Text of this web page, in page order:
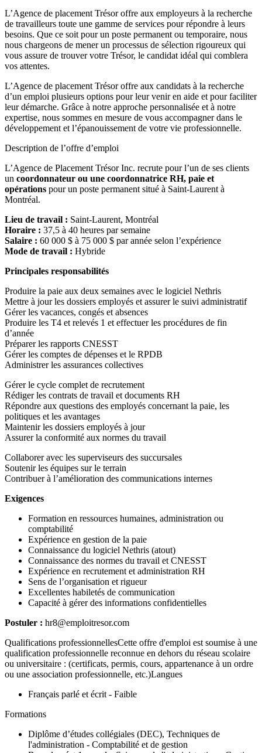
L’Agence de placement Trésor offre aux employeurs à la recherche
de travailleurs toute une gamme de services pour répondre à leurs
besoins. Que ce soit pour un poste permanent ou temporaire, nous
nous chargeons de mener un processus de sélection rigoureux qui
vous assure de trouver votre Trésor, le candidat idéal qui comblera
vos attentes.
L’Agence de placement Trésor offre aux candidats à la recherche
d’un emploi plusieurs options pour leur venir en aide et pour faciliter
leur démarche. Grâce à notre approche personnalisée et à notre
expertise, nous sommes en mesure de vous accompagner dans le
développement et l’épanouissement de votre vie professionnelle.
Description de l’offre d’emploi
L’Agence de Placement Trésor Inc. recrute pour l’un de ses clients
un coordonnateur ou une coordonnatrice RH, paie et
opérations pour un poste permanent situé à Saint-Laurent à
Montréal.
Lieu de travail : Saint-Laurent, Montréal
Horaire : 37,5 à 40 heures par semaine
Salaire : 60 000 $ à 75 000 $ par année selon l’expérience
Mode de travail : Hybride
Principales responsabilités
Produire la paie aux deux semaines avec le logiciel Nethris
Mettre à jour les dossiers employés et assurer le suivi administratif
Gérer les vacances, congés et absences
Produire les T4 et relevés 1 et effectuer les procédures de fin
d’année
Préparer les rapports CNESST
Gérer les comptes de dépenses et le RPDB
Administrer les assurances collectives
Gérer le cycle complet de recrutement
Rédiger les contrats de travail et documents RH
Répondre aux questions des employés concernant la paie, les
politiques et les avantages
Maintenir les dossiers employés à jour
Assurer la conformité aux normes du travail
Collaborer avec les superviseurs des succursales
Soutenir les équipes sur le terrain
Contribuer à l’amélioration des communications internes
Exigences
Formation en ressources humaines, administration ou
comptabilité
Expérience en gestion de la paie
Connaissance du logiciel Nethris (atout)
Connaissance des normes du travail et CNESST
Expérience en recrutement et administration RH
Sens de l’organisation et rigueur
Excellentes habiletés de communication
Capacité à gérer des informations confidentielles
Postuler : hr8@emploitresor.com
Qualifications professionnellesCette offre d'emploi est soumise à une
qualification professionnelle reconnue en dehors du réseau scolaire
ou universitaire : (certificats, permis, cours, appartenance à un ordre
ou une association professionnelle, etc.)Langues
Français parlé et écrit - Faible
Formations
Diplôme d’études collégiales (DEC), Techniques de
l'administration - Comptabilité et de gestion